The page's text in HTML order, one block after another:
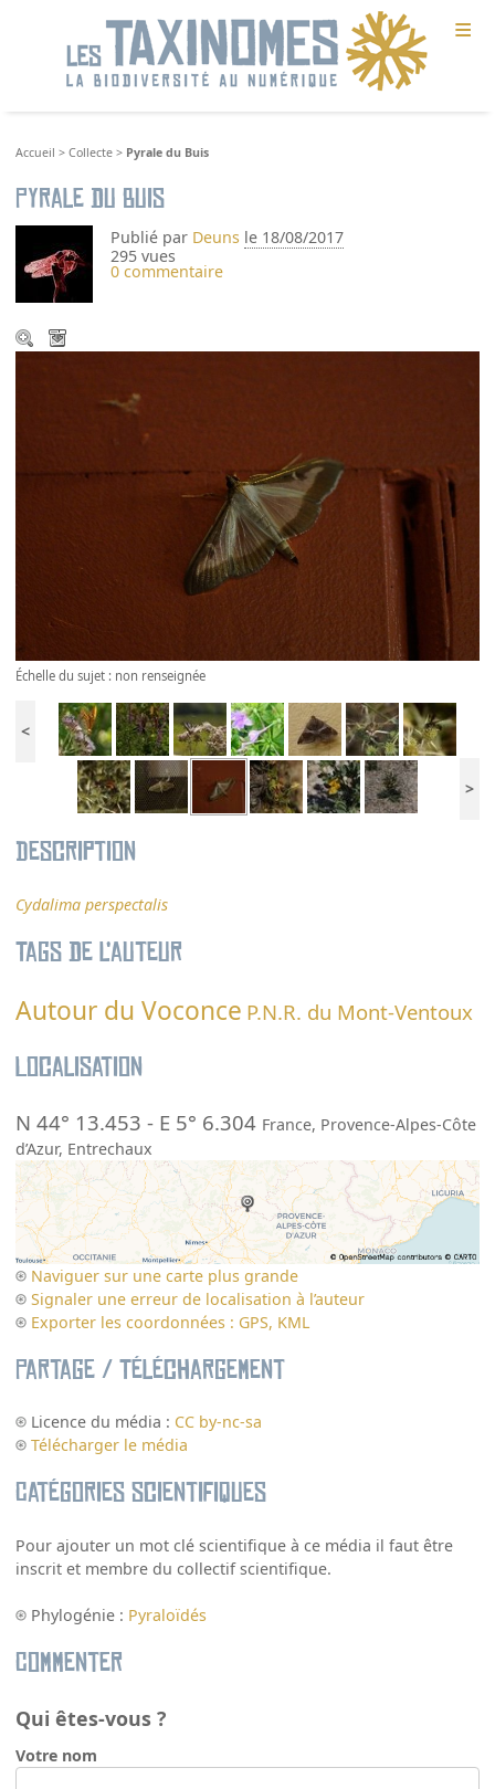
≡
Accueil >Collecte > Pyrale du Buis
Pyrale du Buis
Publié par Deuns le 18/08/2017
295 vues
0 commentaire
Échelle du sujet : non renseignée
<
>
Description
Cydalima perspectalis
Tags de l’auteur
Autour du Voconce P.N.R. du Mont-Ventoux
Localisation
N 44° 13.453 - E 5° 6.304 France, Provence-Alpes-Côte
d’Azur, Entrechaux
Naviguer sur une carte plus grande
Signaler une erreur de localisation à l’auteur
Exporter les coordonnées : GPS, KML
Partage / Téléchargement
Licence du média : CC by-nc-sa
Télécharger le média
Catégories scientifiques
Pour ajouter un mot clé scientifique à ce média il faut être
inscrit et membre du collectif scientifique.
Phylogénie : Pyraloïdés
Commenter
Qui êtes-vous ?
Votre nom